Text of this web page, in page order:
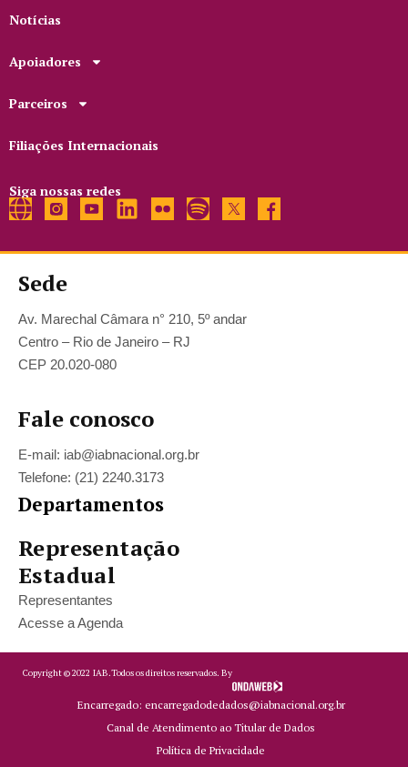
Notícias
Apoiadores
Parceiros
Filiações Internacionais
Siga nossas redes
Sede
Av. Marechal Câmara n° 210, 5º andar
Centro – Rio de Janeiro – RJ
CEP 20.020-080
Fale conosco
E-mail: iab@iabnacional.org.br
Telefone: (21) 2240.3173
Departamentos
Representação
Estadual
Representantes
Acesse a Agenda
Copyright ©2022 IAB.Todos os direitos reservados. By
Encarregado: encarregadodedados@iabnacional.org.br
Canal de Atendimento ao Titular de Dados
Política de Privacidade